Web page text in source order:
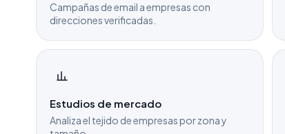
Campañas de email a empresas con
direcciones verificadas.
Estudios de mercado
Analiza el tejido de empresas por zona y